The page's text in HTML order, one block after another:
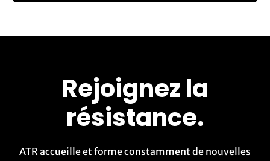
Rejoignez la
résistance.
ATR accueille et forme constamment de nouvelles